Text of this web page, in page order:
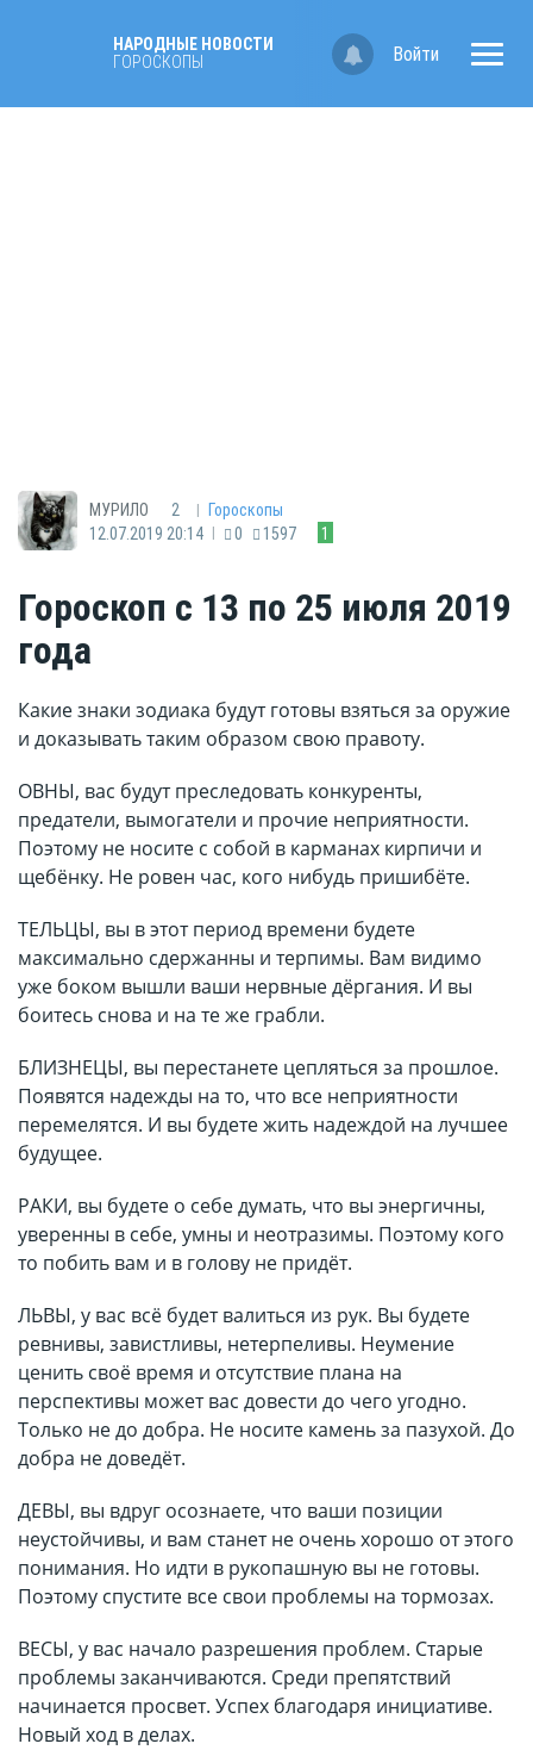
НАРОДНЫЕ НОВОСТИ
ГОРОСКОПЫ
Войти
МУРИЛО 2 |
Гороскопы
12.07.2019 20:14 | 0 1597 1
Гороскоп с 13 по 25 июля 2019
года
Какие знаки зодиака будут готовы взяться за оружие
и доказывать таким образом свою правоту.
ОВНЫ, вас будут преследовать конкуренты,
предатели, вымогатели и прочие неприятности.
Поэтому не носите с собой в карманах кирпичи и
щебёнку. Не ровен час, кого нибудь пришибёте.
ТЕЛЬЦЫ, вы в этот период времени будете
максимально сдержанны и терпимы. Вам видимо
уже боком вышли ваши нервные дёргания. И вы
боитесь снова и на те же грабли.
БЛИЗНЕЦЫ, вы перестанете цепляться за прошлое.
Появятся надежды на то, что все неприятности
перемелятся. И вы будете жить надеждой на лучшее
будущее.
РАКИ, вы будете о себе думать, что вы энергичны,
уверенны в себе, умны и неотразимы. Поэтому кого
то побить вам и в голову не придёт.
ЛЬВЫ, у вас всё будет валиться из рук. Вы будете
ревнивы, завистливы, нетерпеливы. Неумение
ценить своё время и отсутствие плана на
перспективы может вас довести до чего угодно.
Только не до добра. Не носите камень за пазухой. До
добра не доведёт.
ДЕВЫ, вы вдруг осознаете, что ваши позиции
неустойчивы, и вам станет не очень хорошо от этого
понимания. Но идти в рукопашную вы не готовы.
Поэтому спустите все свои проблемы на тормозах.
ВЕСЫ, у вас начало разрешения проблем. Старые
проблемы заканчиваются. Среди препятствий
начинается просвет. Успех благодаря инициативе.
Новый ход в делах.